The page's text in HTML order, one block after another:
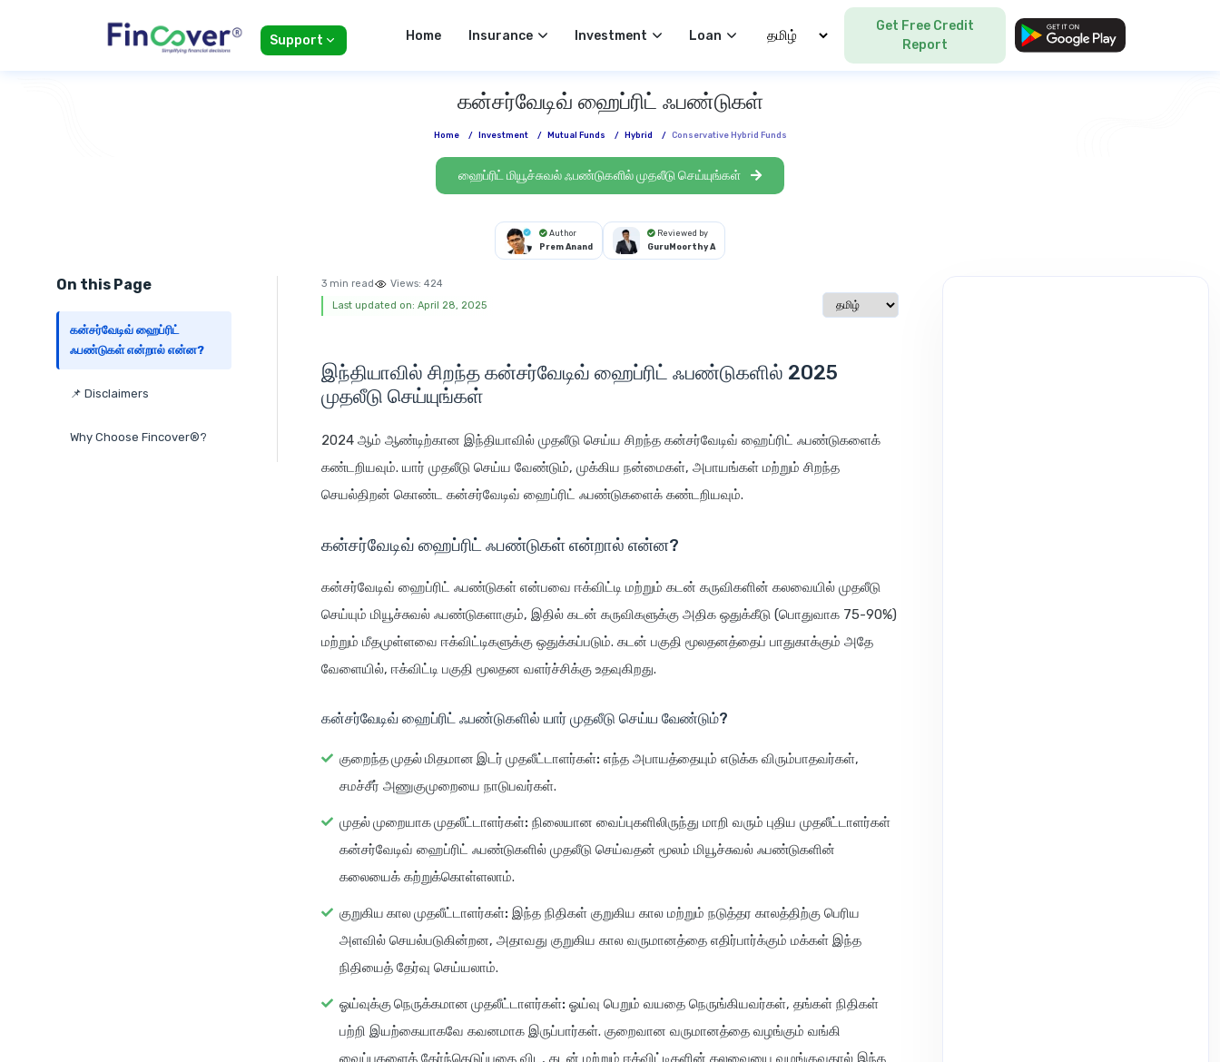
Support Home Insurance Investment Loan Select Language
Get Free Credit
Report
கன்சர்வேடிவ் ஹைப்ரிட் ஃபண்டுகள்
Home / Investment / Mutual Funds / Hybrid / Conservative Hybrid Funds
ஹைப்ரிட் மியூச்சுவல் ஃபண்டுகளில் முதலீடு செய்யுங்கள்
Author
Prem Anand
Reviewed by
GuruMoorthy A
On this Page
கன்சர்வேடிவ் ஹைப்ரிட்
ஃபண்டுகள் என்றால் என்ன?
📌 Disclaimers
Why Choose Fincover®?
3 min read Views: 424
Last updated on: April 28, 2025
Select language
இந்தியாவில் சிறந்தகன்சர்வேடிவ் ஹைப்ரிட் ஃபண்டுகளில் 2025
முதலீடு செய்யுங்கள்
2024 ஆம் ஆண்டிற்கான இந்தியாவில் முதலீடு செய்ய சிறந்த கன்சர்வேடிவ் ஹைப்ரிட் ஃபண்டுகளைக்
கண்டறியவும். யார் முதலீடு செய்ய வேண்டும், முக்கிய நன்மைகள், அபாயங்கள் மற்றும் சிறந்த
செயல்திறன் கொண்ட கன்சர்வேடிவ் ஹைப்ரிட் ஃபண்டுகளைக் கண்டறியவும்.
கன்சர்வேடிவ் ஹைப்ரிட் ஃபண்டுகள் என்றால் என்ன?
கன்சர்வேடிவ் ஹைப்ரிட் ஃபண்டுகள் என்பவை ஈக்விட்டி மற்றும் கடன் கருவிகளின் கலவையில் முதலீடு
செய்யும் மியூச்சுவல் ஃபண்டுகளாகும், இதில் கடன் கருவிகளுக்கு அதிக ஒதுக்கீடு (பொதுவாக 75-90%)
மற்றும் மீதமுள்ளவை ஈக்விட்டிகளுக்கு ஒதுக்கப்படும். கடன் பகுதி மூலதனத்தைப் பாதுகாக்கும் அதே
வேளையில், ஈக்விட்டி பகுதி மூலதன வளர்ச்சிக்கு உதவுகிறது.
கன்சர்வேடிவ் ஹைப்ரிட் ஃபண்டுகளில் யார் முதலீடு செய்ய வேண்டும்?
குறைந்த முதல் மிதமான இடர் முதலீட்டாளர்கள்: எந்த அபாயத்தையும் எடுக்க விரும்பாதவர்கள்,
சமச்சீர் அணுகுமுறையை நாடுபவர்கள்.
முதல் முறையாக முதலீட்டாளர்கள்: நிலையான வைப்புகளிலிருந்து மாறி வரும் புதிய முதலீட்டாளர்கள்
கன்சர்வேடிவ் ஹைப்ரிட் ஃபண்டுகளில் முதலீடு செய்வதன் மூலம் மியூச்சுவல் ஃபண்டுகளின்
கலையைக் கற்றுக்கொள்ளலாம்.
குறுகிய கால முதலீட்டாளர்கள்: இந்த நிதிகள் குறுகிய கால மற்றும் நடுத்தர காலத்திற்கு பெரிய
அளவில் செயல்படுகின்றன, அதாவது குறுகிய கால வருமானத்தை எதிர்பார்க்கும் மக்கள் இந்த
நிதியைத் தேர்வு செய்யலாம்.
ஓய்வுக்கு நெருக்கமான முதலீட்டாளர்கள்: ஓய்வு பெறும் வயதை நெருங்கியவர்கள், தங்கள் நிதிகள்
பற்றி இயற்கையாகவே கவனமாக இருப்பார்கள். குறைவான வருமானத்தை வழங்கும் வங்கி
வைப்புகளைத் தேர்ந்தெடுப்பதை விட, கடன் மற்றும் ஈக்விட்டிகளின் கலவையை வழங்குவதால் இந்த